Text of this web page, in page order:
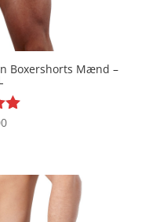
Boxershorts Mænd –